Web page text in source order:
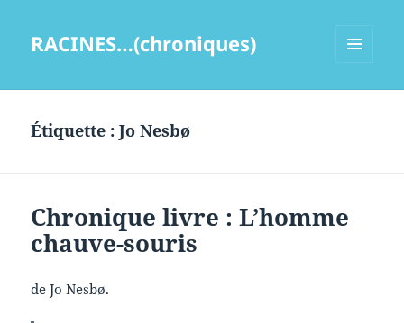
RACINES…(chroniques)
Étiquette :Jo Nesbø
Chronique livre : L’homme
chauve-souris
de Jo Nesbø.